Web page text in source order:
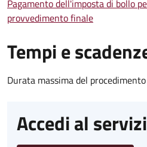
Pagamento dell'imposta di bollo
provvedimento finale
Tempi e
Durata massima del
Accedi al